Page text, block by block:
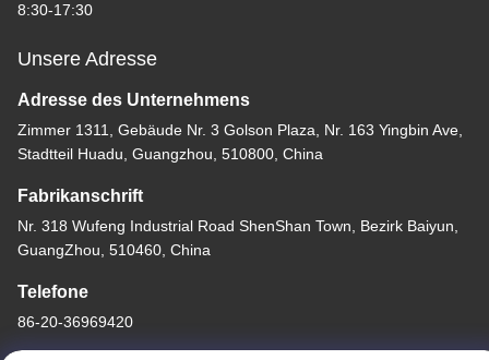
8:30-17:30
Unsere Adresse
Adresse des Unternehmens
Zimmer 1311, Gebäude Nr. 3 Golson Plaza, Nr. 163 Yingbin Ave,
Stadtteil Huadu, Guangzhou, 510800, China
Fabrikanschrift
Nr. 318 Wufeng Industrial Road ShenShan Town, Bezirk Baiyun,
GuangZhou, 510460, China
Telefone
86-20-36969420